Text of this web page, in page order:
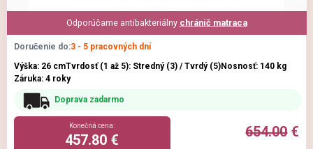
Odporúčame antibakteriálny chránič matraca
Doručenie do:3 - 5 pracovných dní
Výška: 26 cmTvrdosť (1 až 5): Stredný (3) / Tvrdý (5)Nosnosť: 140 kg
Záruka: 4 roky
Doprava zadarmo
654.00€
Konečná cena:
457.80 €